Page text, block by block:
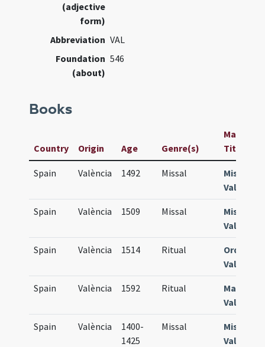
(adjective
form)
Abbreviation VAL
Foundation
(about)
546
Books
Country Origin Age Genre(s)
Title
Spain València 1492 Missal
Missale
Spain València 1509 Missal
Missale
Spain València 1514 Ritual
Spain València 1592 Ritual
Manuale
Spain València
1400-
1425
Missal
Missale